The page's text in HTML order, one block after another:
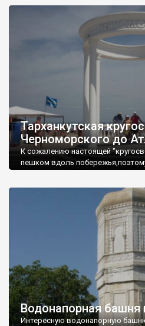
Тарханкутская
Черноморского до
К сожалению настоящей
пешком вдоль
Водонапорная башня
Интересную водонапорную